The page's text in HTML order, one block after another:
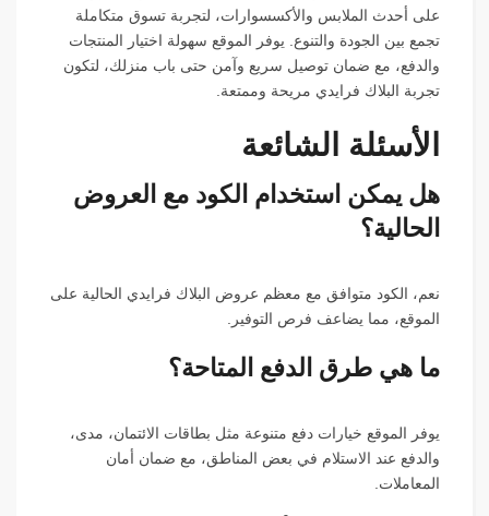
على أحدث الملابس والأكسسوارات، لتجربة تسوق متكاملة
تجمع بين الجودة والتنوع. يوفر الموقع سهولة اختيار المنتجات
والدفع، مع ضمان توصيل سريع وآمن حتى باب منزلك، لتكون
تجربة البلاك فرايدي مريحة وممتعة.
الأسئلة الشائعة
هل يمكن استخدام الكود مع العروض
الحالية؟
نعم، الكود متوافق مع معظم عروض البلاك فرايدي الحالية على
الموقع، مما يضاعف فرص التوفير.
ما هي طرق الدفع المتاحة؟
يوفر الموقع خيارات دفع متنوعة مثل بطاقات الائتمان، مدى،
والدفع عند الاستلام في بعض المناطق، مع ضمان أمان
المعاملات.